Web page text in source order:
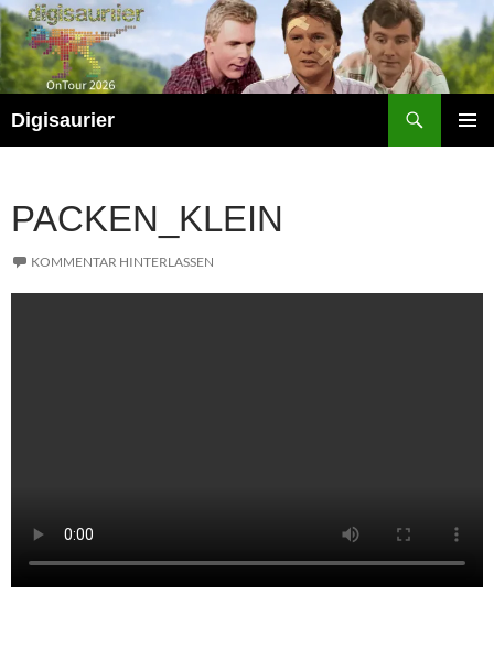
Zum
Inhalt
springen
Digisaurier
PACKEN_KLEIN
KOMMENTAR HINTERLASSEN